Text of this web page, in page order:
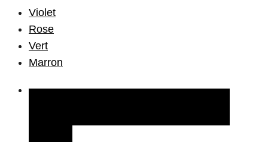
Violet
Rose
Vert
Marron